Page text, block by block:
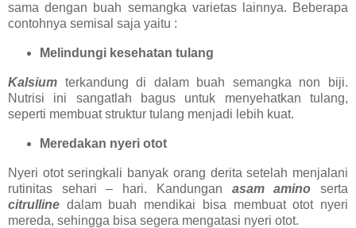
sama dengan buah semangka varietas lainnya. Beberapa
contohnya semisal saja yaitu :
Melindungi kesehatan tulang
Kalsium terkandung di dalam buah semangka non biji.
Nutrisi ini sangatlah bagus untuk menyehatkan tulang,
seperti membuat struktur tulang menjadi lebih kuat.
Meredakan nyeri otot
Nyeri otot seringkali banyak orang derita setelah menjalani
rutinitas sehari – hari. Kandungan asam amino serta
citrulline dalam buah mendikai bisa membuat otot nyeri
mereda, sehingga bisa segera mengatasi nyeri otot.